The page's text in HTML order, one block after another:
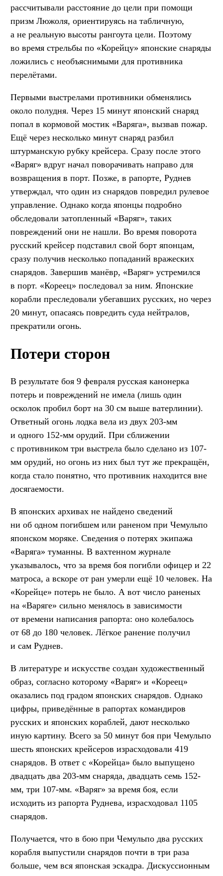
рассчитывали расстояние до цели при помощи
призм Люжоля, ориентируясь на табличную,
а не реальную высоты рангоута цели. Поэтому
во время стрельбы по «Корейцу» японские снаряды
ложились с необъяснимыми для противника
перелётами.
Первыми выстрелами противники обменялись
около полудня. Через 15 минут японский снаряд
попал в кормовой мостик «Варяга», вызвав пожар.
Ещё через несколько минут снаряд разбил
штурманскую рубку крейсера. Сразу после этого
«Варяг» вдруг начал поворачивать направо для
возвращения в порт. Позже, в рапорте, Руднев
утверждал, что один из снарядов повредил рулевое
управление. Однако когда японцы подробно
обследовали затопленный «Варяг», таких
повреждений они не нашли. Во время поворота
русский крейсер подставил свой борт японцам,
сразу получив несколько попаданий вражеских
снарядов. Завершив манёвр, «Варяг» устремился
в порт. «Кореец» последовал за ним. Японские
корабли преследовали убегавших русских, но через
20 минут, опасаясь повредить суда нейтралов,
прекратили огонь.
Потери сторон
В результате боя 9 февраля русская канонерка
потерь и повреждений не имела (лишь один
осколок пробил борт на 30 см выше ватерлинии).
Ответный огонь лодка вела из двух 203-мм
и одного 152-мм орудий. При сближении
с противником три выстрела было сделано из 107-
мм орудий, но огонь из них был тут же прекращён,
когда стало понятно, что противник находится вне
досягаемости.
В японских архивах не найдено сведений
ни об одном погибшем или раненом при Чемульпо
японском моряке. Сведения о потерях экипажа
«Варяга» туманны. В вахтенном журнале
указывалось, что за время боя погибли офицер и 22
матроса, а вскоре от ран умерли ещё 10 человек. На
«Корейце» потерь не было. А вот число раненых
на «Варяге» сильно менялось в зависимости
от времени написания рапорта: оно колебалось
от 68 до 180 человек. Лёгкое ранение получил
и сам Руднев.
В литературе и искусстве создан художественный
образ, согласно которому «Варяг» и «Кореец»
оказались под градом японских снарядов. Однако
цифры, приведённые в рапортах командиров
русских и японских кораблей, дают несколько
иную картину. Всего за 50 минут боя при Чемульпо
шесть японских крейсеров израсходовали 419
снарядов. В ответ с «Корейца» было выпущено
двадцать два 203-мм снаряда, двадцать семь 152-
мм, три 107-мм. «Варяг» за время боя, если
исходить из рапорта Руднева, израсходовал 1105
снарядов.
Получается, что в бою при Чемульпо два русских
корабля выпустили снарядов почти в три раза
больше, чем вся японская эскадра. Дискуссионным